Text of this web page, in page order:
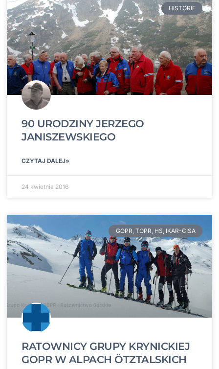
HISTORIE
90 URODZINY JERZEGO
JANISZEWSKIEGO
CZYTAJ DALEJ»
24 kwietnia 2016
GOPR, TOPR, HS, IKAR-CISA
RATOWNICY GRUPY KRYNICKIEJ
GOPR W ALPACH ÖTZTALSKICH